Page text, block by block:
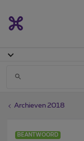
Archieven 2018
BEANTWOORD